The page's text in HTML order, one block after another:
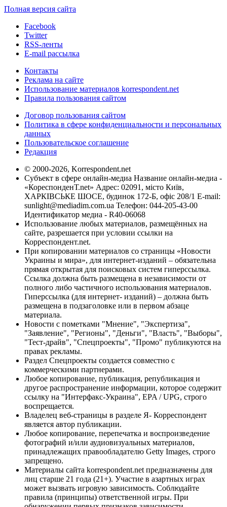
Полная версия сайта
Facebook
Twitter
RSS-ленты
E-mail рассылка
Контакты
Реклама на сайте
Использование материалов korrespondent.net
Правила пользования сайтом
Договор пользования сайтом
Политика в сфере конфиденциальности и персональных
данных
Пользовательское соглашение
Редакция
© 2000-2026, Korrespondent.net
Субъект в сфере онлайн-медиа Название онлайн-медиа -
«КореспонденТ.net» Адрес: 02091, місто Київ,
ХАРКІВСЬКЕ ШОСЕ, будинок 172-Б, офіс 208/1 E-mail:
sunlight@mediadim.com.ua Телефон: 044-205-43-00
Идентификатор медиа - R40-06068
Использование любых материалов, размещённых на
сайте, разрешается при условии ссылки на
Корреспондент.net.
При копировании материалов со страницы «Новости
Украины и мира», для интернет-изданий – обязательна
прямая открытая для поисковых систем гиперссылка.
Ссылка должна быть размещена в независимости от
полного либо частичного использования материалов.
Гиперссылка (для интернет- изданий) – должна быть
размещена в подзаголовке или в первом абзаце
материала.
Новости с пометками "Мнение", "Экспертиза",
"Заявление", "Регионы", "Деньги", "Власть", "Выборы",
"Тест-драйв", "Спецпроекты", "Промо" публикуются на
правах рекламы.
Раздел Спецпроекты создается совместно с
коммерческими партнерами.
Любое копирование, публикация, републикация и
другое распространение информации, которое содержит
ссылку на "Интерфакс-Украина", EPA / UPG, строго
воспрещается.
Владелец веб-страницы в разделе Я- Корреспондент
является автор публикации.
Любое копирование, перепечатка и воспроизведение
фотографий и/или аудиовизуальных материалов,
принадлежащих правообладателю Getty Images, строго
запрещено.
Материалы сайта korrespondent.net предназначены для
лиц старше 21 года (21+). Участие в азартных играх
может вызвать игровую зависимость. Соблюдайте
правила (принципы) ответственной игры. При